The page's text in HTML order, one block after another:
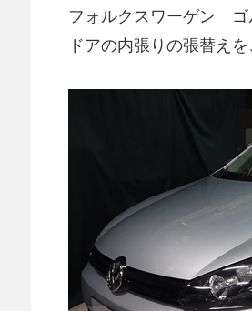
フォルクスワーゲン ゴ
ドアの内張りの張替え